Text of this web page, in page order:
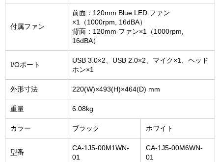
付属ファン
前面：120mm Blue LED ファン
×1（1000rpm, 16dBA）
背面：120mm ファン×1（1000rpm,
16dBA）
I/Oポート
USB 3.0×2、USB 2.0×2、マイク×1、ヘッド
ホン×1
外形寸法 220(W)×493(H)×464(D) mm
重量 6.08kg
カラー ブラック ホワイト
型番
CA-1J5-00M1WN-
01
CA-1J5-00M6WN-
01